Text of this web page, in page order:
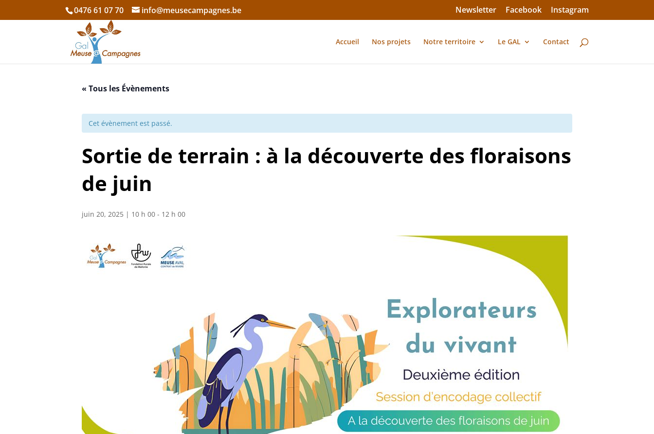
0476 61 07 70 info@meusecampagnes.be Newsletter Facebook Instagram
Accueil Nos projets Notre territoire Le GAL Contact
« Tous les Évènements
Cet évènement est passé.
Sortie de terrain : à la découverte des floraisons
de juin
juin 20, 2025 | 10 h 00 - 12 h 00